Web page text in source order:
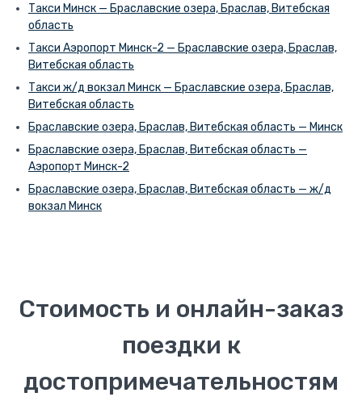
Такси Минск — Браславские озера, Браслав, Витебская
область
Такси Аэропорт Минск-2 — Браславские озера, Браслав,
Витебская область
Такси ж/д вокзал Минск — Браславские озера, Браслав,
Витебская область
Браславские озера, Браслав, Витебская область — Минск
Браславские озера, Браслав, Витебская область —
Аэропорт Минск-2
Браславские озера, Браслав, Витебская область — ж/д
вокзал Минск
Стоимость и онлайн-заказ
поездки к
достопримечательностям